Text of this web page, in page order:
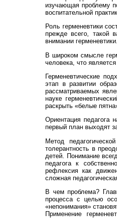
изучающая проблему
воспитательной
Роль герменевтики
прежде всего, такой
внимании
В широком смысле
человека, что
Герменевтические
этап в развитии
рассматриваемых
науке
раскрыть «белые
Ориентация педагога
первый план выходят
Метод
толерантность в
детей. Понимание
педагога к
рефлексия как
сложная
В чем проблема?
процесса с целью
«непонимания»
Применение